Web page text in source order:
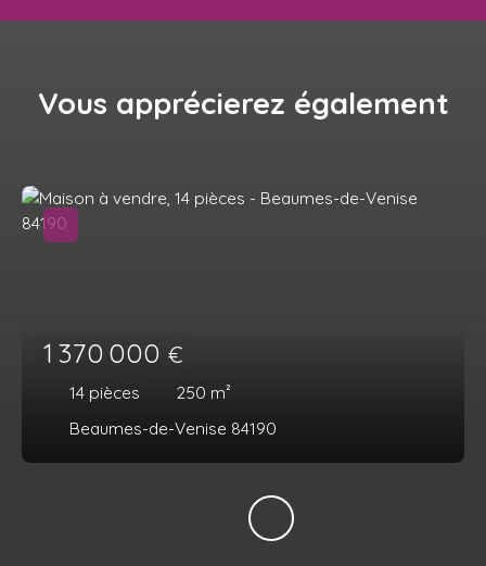
Vous apprécierez également
1 370 000 €
14 pièces 250 m²
Beaumes-de-Venise 84190